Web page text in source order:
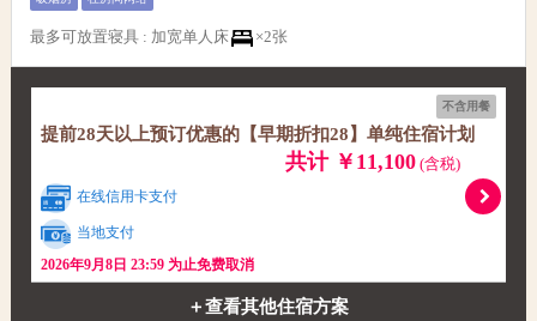
最多可放置寝具 : 加宽单人床 ×2张
不含用餐
提前28天以上预订优惠的【早期折扣28】单纯住宿计划
共计 ￥11,100(含税)
在线信用卡支付
当地支付
2026年9月8日 23:59 为止免费取消
＋查看其他住宿方案